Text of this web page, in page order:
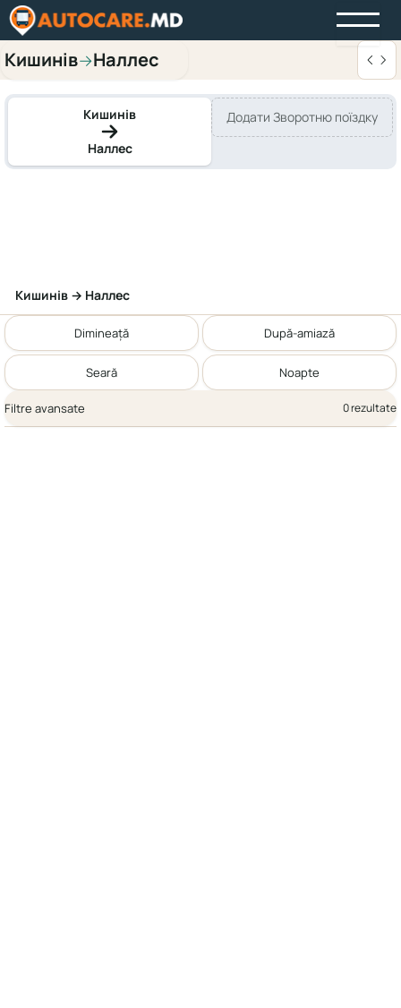
Кишинів→Наллес
Кишинів
Наллес
Додати Зворотню поїздку
Кишинів → Наллес
Dimineață După-amiază
Seară Noapte
Filtre avansate 0 rezultate